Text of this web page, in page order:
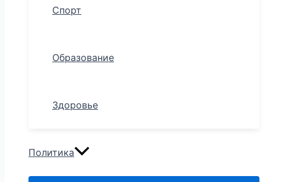
Спорт
Образование
Здоровье
Политика